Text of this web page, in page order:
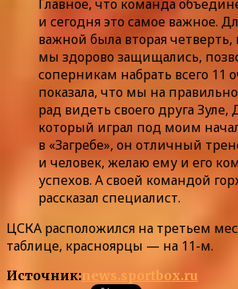
Главное, что команда
и сегодня это самое важное.
важной была вторая четверть,
мы здорово защищались,
соперникам набрать всего 11
показала, что мы на
рад видеть своего друга Зуле,
который играл под моим
в «Загребе», он отличный
и человек, желаю ему и его
успехов. А своей командой
рассказал специалист.
ЦСКА расположился на третьем
таблице, красноярцы — на 11-м.
Источник:news.sportbox.ru